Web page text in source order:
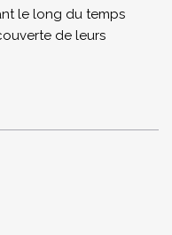
le long du temps
de leurs